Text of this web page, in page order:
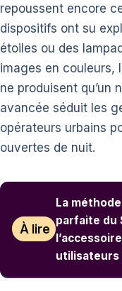
repoussent encore
dispositifs ont su
étoiles ou des
images en couleurs,
ne produisent qu’un
avancée séduit les
opérateurs urbains
ouvertes de nuit.
À lire
La
parfaite du
utilisateurs